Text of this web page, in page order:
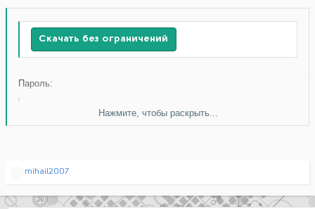
Скачать без ограничений
Пароль:
Скачать без ограничений
Нажмите, чтобы раскрыть...
Рmihail2007